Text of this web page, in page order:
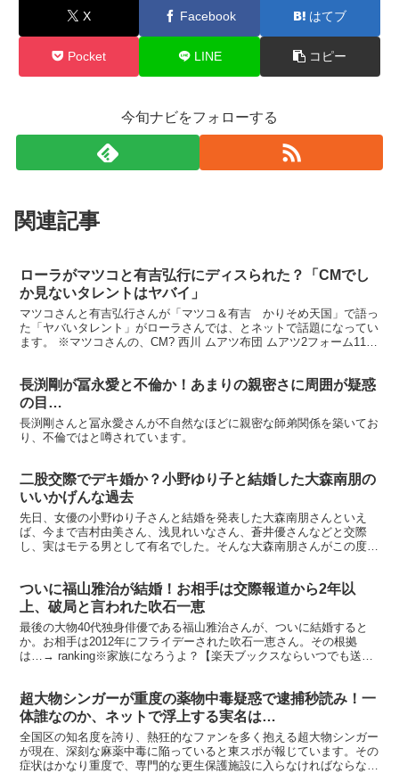
X Facebook はてブ
Pocket LINE コピー
今旬ナビをフォローする
関連記事
ローラがマツコと有吉弘行にディスられた？「CMでし
か見ないタレントはヤバイ」
マツコさんと有吉弘行さんが「マツコ＆有吉 かりそめ天国」で語っ
た「ヤバいタレント」がローラさんでは、とネットで話題になってい
ます。 ※マツコさんの、CM? 西川 ムアツ布団 ムアツ2フォーム110
長渕剛が冨永愛と不倫か！あまりの親密さに周囲が疑惑
の目…
長渕剛さんと冨永愛さんが不自然なほどに親密な師弟関係を築いてお
り、不倫ではと噂されています。
二股交際でデキ婚か？小野ゆり子と結婚した大森南朋の
いいかげんな過去
先日、女優の小野ゆり子さんと結婚を発表した大森南朋さんといえ
ば、今まで吉村由美さん、浅見れいなさん、蒼井優さんなどと交際
し、実はモテる男として有名でした。そんな大森南朋さんがこの度結
ついに福山雅治が結婚！お相手は交際報道から2年以
上、破局と言われた吹石一恵
最後の大物40代独身俳優である福山雅治さんが、ついに結婚すると
か。お相手は2012年にフライデーされた吹石一恵さん。その根拠
は…→ ranking※家族になろうよ？【楽天ブックスならいつでも送料
超大物シンガーが重度の薬物中毒疑惑で逮捕秒読み！一
体誰なのか、ネットで浮上する実名は…
全国区の知名度を誇り、熱狂的なファンを多く抱える超大物シンガー
が現在、深刻な麻薬中毒に陥っていると東スポが報じています。その
症状はかなり重度で、専門的な更生保護施設に入らなければならない